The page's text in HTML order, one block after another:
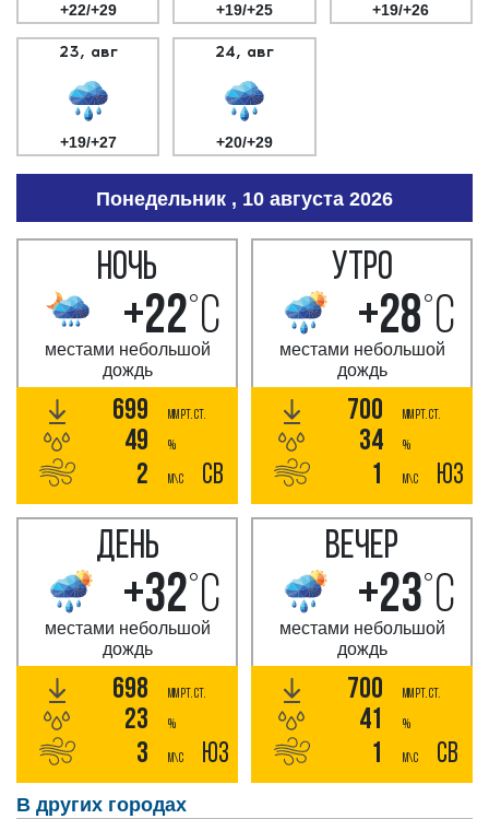
+22/+29 +19/+25 +19/+26
23, авг
+19/+27
24, авг
+20/+29
Понедельник , 10 августа 2026
НОЧЬ
+22°C
местами небольшой
дождь
699 мм РТ. СТ.
49 %
2 м\с СВ
УТРО
+28°C
местами небольшой
дождь
700 мм РТ. СТ.
34 %
1 м\с ЮЗ
ДЕНЬ
+32°C
местами небольшой
дождь
698 мм РТ. СТ.
23 %
3 м\с ЮЗ
ВЕЧЕР
+23°C
местами небольшой
дождь
700 мм РТ. СТ.
41 %
1 м\с СВ
В других городах